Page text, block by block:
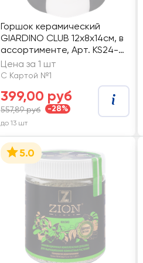
Горшок керамический
GIARDINO CLUB 12х8х14см, в
ассортименте, Арт. KS24-
002
Цена за 1 шт
С Картой №1
399,00 руб
557,89 руб -28%
до 13 шт
5.0